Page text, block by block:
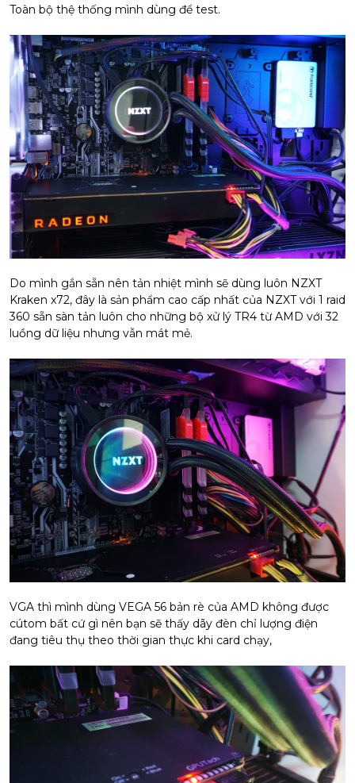
Toàn bộ thệ thống mình dùng để test.
Do mình gắn sẵn nên tản nhiệt mình sẽ dùng luôn NZXT
Kraken x72, đây là sản phẩm cao cấp nhất của NZXT với 1 raid
360 sẵn sàn tản luôn cho những bộ xử lý TR4 từ AMD với 32
luồng dữ liệu nhưng vẫn mát mẻ.
VGA thì mình dùng VEGA 56 bản rè của AMD không được
cútom bất cứ gì nên bạn sẽ thấy dãy đèn chỉ lượng điện
đang tiêu thụ theo thời gian thực khi card chạy,